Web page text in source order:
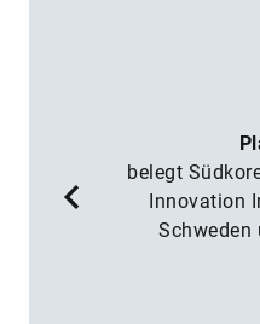
belegt
Innovation
Schweden